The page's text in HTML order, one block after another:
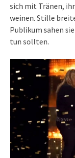
sich mit Tränen,
weinen. Stille
Publikum sahen
tun sollten.